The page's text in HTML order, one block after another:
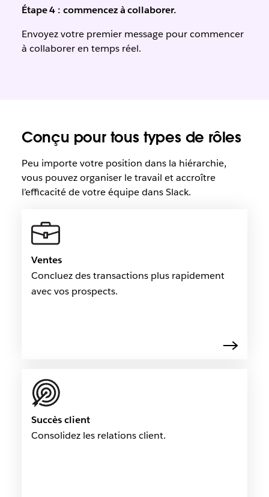
Étape 4 : commencez à collaborer.
Envoyez votre premier message pour commencer
à collaborer en temps réel.
Conçu pour tous types de rôles
Peu importe votre position dans la hiérarchie,
vous pouvez organiser le travail et accroître
l’efficacité de votre équipe dans Slack.
Ventes
Concluez des transactions plus rapidement
avec vos prospects.
Succès client
Consolidez les relations client.